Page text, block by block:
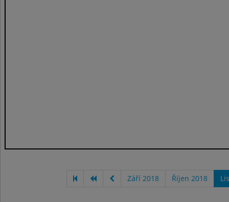
Září 2018 Říjen 2018